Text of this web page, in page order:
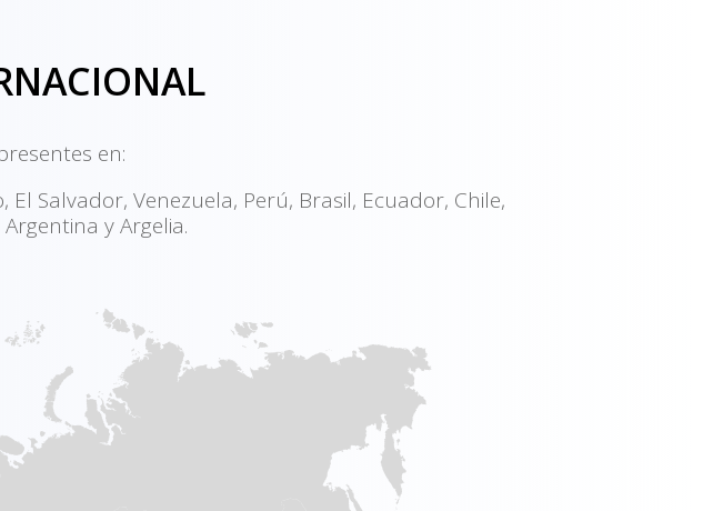
en:
Salvador, Venezuela, Perú, Brasil, Ecuador, Chile,
y Argelia.